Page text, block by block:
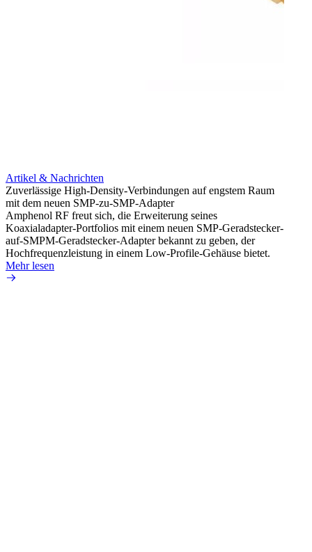
Artikel & Nachrichten
Zuverlässige High-Density-Verbindungen auf engstem Raum
mit dem neuen SMP-zu-SMP-Adapter
Amphenol RF freut sich, die Erweiterung seines
Koaxialadapter-Portfolios mit einem neuen SMP-Geradstecker-
auf-SMPM-Geradstecker-Adapter bekannt zu geben, der
Hochfrequenzleistung in einem Low-Profile-Gehäuse bietet.
Mehr lesen